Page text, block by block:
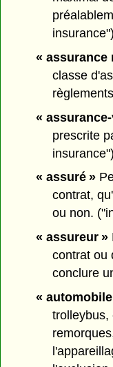
insurance")
« assurance
classe
«
prescrite
insurance")
« assuré »
contrat,
ou non.
« assureur »
contrat ou
conclure
«
trolleybus,